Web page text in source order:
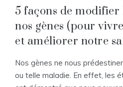
5 façons de modifier
nos gènes (pour
et améliorer notre
Nos gènes ne nous
ou telle maladie. En effet, les